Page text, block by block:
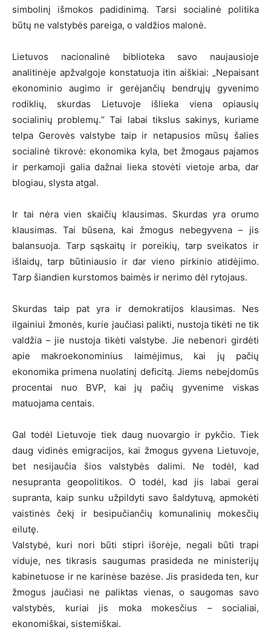
simbolinį išmokos padidinimą. Tarsi socialinė politika
būtų ne valstybės pareiga, o valdžios malonė.
Lietuvos nacionalinė biblioteka savo naujausioje
analitinėje apžvalgoje konstatuoja itin aiškiai: „Nepaisant
ekonominio augimo ir gerėjančių bendrųjų gyvenimo
rodiklių, skurdas Lietuvoje išlieka viena opiausių
socialinių problemų.“ Tai labai tikslus sakinys, kuriame
telpa Gerovės valstybe taip ir netapusios mūsų šalies
socialinė tikrovė: ekonomika kyla, bet žmogaus pajamos
ir perkamoji galia dažnai lieka stovėti vietoje arba, dar
blogiau, slysta atgal.
Ir tai nėra vien skaičių klausimas. Skurdas yra orumo
klausimas. Tai būsena, kai žmogus nebegyvena – jis
balansuoja. Tarp sąskaitų ir poreikių, tarp sveikatos ir
išlaidų, tarp būtiniausio ir dar vieno pirkinio atidėjimo.
Tarp šiandien kurstomos baimės ir nerimo dėl rytojaus.
Skurdas taip pat yra ir demokratijos klausimas. Nes
ilgainiui žmonės, kurie jaučiasi palikti, nustoja tikėti ne tik
valdžia – jie nustoja tikėti valstybe. Jie nebenori girdėti
apie makroekonominius laimėjimus, kai jų pačių
ekonomika primena nuolatinį deficitą. Jiems nebeįdomūs
procentai nuo BVP, kai jų pačių gyvenime viskas
matuojama centais.
Gal todėl Lietuvoje tiek daug nuovargio ir pykčio. Tiek
daug vidinės emigracijos, kai žmogus gyvena Lietuvoje,
bet nesijaučia šios valstybės dalimi. Ne todėl, kad
nesupranta geopolitikos. O todėl, kad jis labai gerai
supranta, kaip sunku užpildyti savo šaldytuvą, apmokėti
vaistinės čekį ir besipučiančių komunalinių mokesčių
eilutę.
Valstybė, kuri nori būti stipri išorėje, negali būti trapi
viduje, nes tikrasis saugumas prasideda ne ministerijų
kabinetuose ir ne karinėse bazėse. Jis prasideda ten, kur
žmogus jaučiasi ne paliktas vienas, o saugomas savo
valstybės, kuriai jis moka mokesčius – socialiai,
ekonomiškai, sistemiškai.